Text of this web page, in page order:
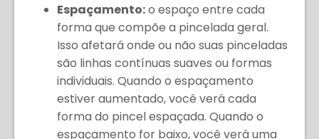
Espaçamento:o espaço entre cada
forma que compõe a pincelada geral.
Isso afetará onde ou não suas pinceladas
são linhas contínuas suaves ou formas
individuais. Quando o espaçamento
estiver aumentado, você verá cada
forma do pincel espaçada. Quando o
espaçamento for baixo, você verá uma